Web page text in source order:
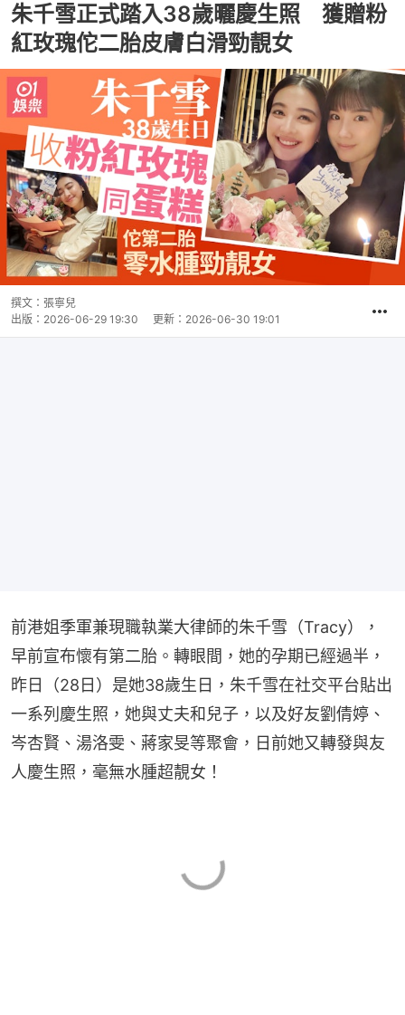
朱千雪正式踏入38歲曬慶生照 獲贈粉
紅玫瑰佗二胎皮膚白滑勁靚女
撰文： 張寧兒
出版： 2026-06-29 19:30 更新： 2026-06-30 19:01
前港姐季軍兼現職執業大律師的朱千雪（Tracy），
早前宣布懷有第二胎。轉眼間，她的孕期已經過半，
昨日（28日）是她38歲生日，朱千雪在社交平台貼出
一系列慶生照，她與丈夫和兒子，以及好友劉倩婷、
岑杏賢、湯洛雯、蔣家旻等聚會，日前她又轉發與友
人慶生照，毫無水腫超靚女！